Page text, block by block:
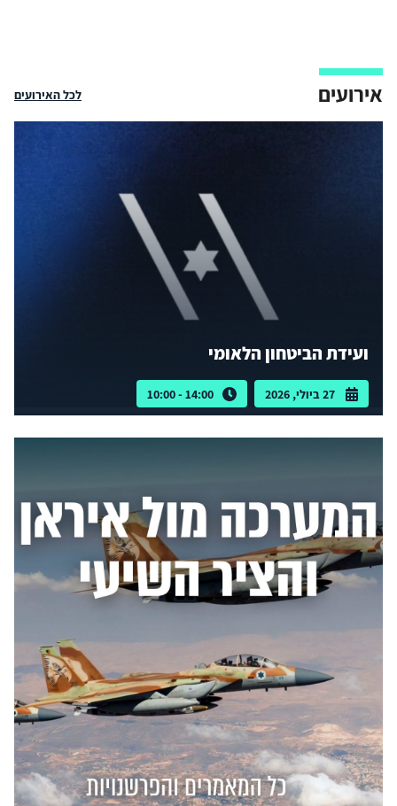
אירועים לכל האירועים
ועידת הביטחון הלאומי
27 ביולי, 2026 14:00 - 10:00